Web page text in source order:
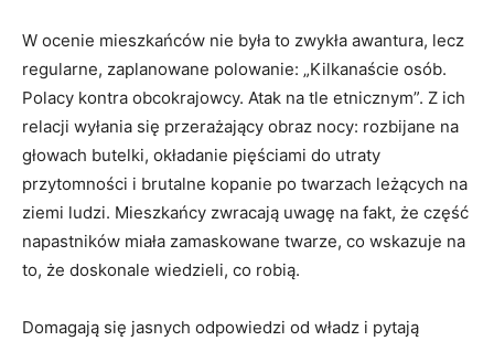
W ocenie mieszkańców nie była to zwykła awantura, lecz
regularne, zaplanowane polowanie: „Kilkanaście osób.
Polacy kontra obcokrajowcy. Atak na tle etnicznym”. Z ich
relacji wyłania się przerażający obraz nocy: rozbijane na
głowach butelki, okładanie pięściami do utraty
przytomności i brutalne kopanie po twarzach leżących na
ziemi ludzi. Mieszkańcy zwracają uwagę na fakt, że część
napastników miała zamaskowane twarze, co wskazuje na
to, że doskonale wiedzieli, co robią.
Domagają się jasnych odpowiedzi od władz i pytają